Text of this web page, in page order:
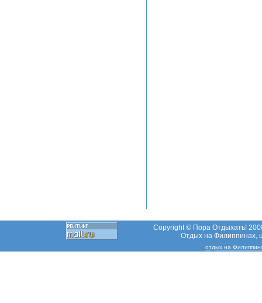
Copyright © Пора Отдыхать!
Отдых на Филиппинах,
отдых на